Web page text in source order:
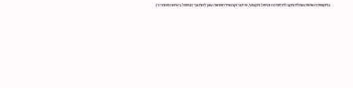
בתקופת השהות נגמלת מקבלת תמיכה וטיפול מקצועי, פרטני וקבוצתי המהווה עוגן להמשך הטיפול ביציאה מהמרכז.